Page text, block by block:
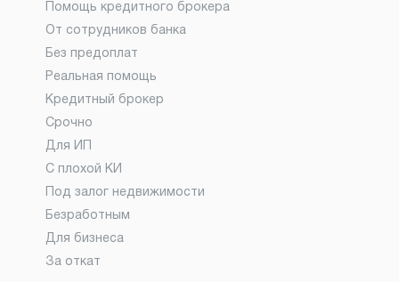
Помощь кредитного брокера
От сотрудников банка
Без предоплат
Реальная помощь
Кредитный брокер
Срочно
Для ИП
С плохой КИ
Под залог недвижимости
Безработным
Для бизнеса
За откат